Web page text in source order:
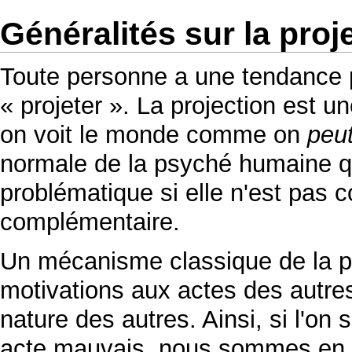
Généralités sur la
Toute personne a une
« projeter ». La projection est
on voit le monde comme on
normale de la psyché humaine
problématique si elle n'est pas
complémentaire.
Un mécanisme classique de la
motivations aux actes des
nature des autres. Ainsi, si l'on